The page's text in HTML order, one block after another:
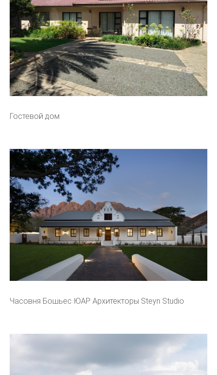
Гостевой дом
Часовня Бошьес ЮАР Архитекторы Steyn Studio